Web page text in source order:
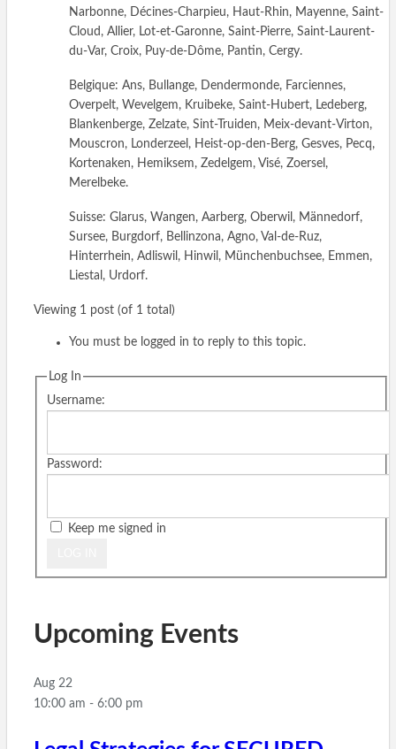
Narbonne, Décines-Charpieu, Haut-Rhin, Mayenne, Saint-
Cloud, Allier, Lot-et-Garonne, Saint-Pierre, Saint-Laurent-
du-Var, Croix, Puy-de-Dôme, Pantin, Cergy.
Belgique: Ans, Bullange, Dendermonde, Farciennes,
Overpelt, Wevelgem, Kruibeke, Saint-Hubert, Ledeberg,
Blankenberge, Zelzate, Sint-Truiden, Meix-devant-Virton,
Mouscron, Londerzeel, Heist-op-den-Berg, Gesves, Pecq,
Kortenaken, Hemiksem, Zedelgem, Visé, Zoersel,
Merelbeke.
Suisse: Glarus, Wangen, Aarberg, Oberwil, Männedorf,
Sursee, Burgdorf, Bellinzona, Agno, Val-de-Ruz,
Hinterrhein, Adliswil, Hinwil, Münchenbuchsee, Emmen,
Liestal, Urdorf.
Viewing 1 post (of 1 total)
You must be logged in to reply to this topic.
Log In
Username:
Password:
Keep me signed in
Upcoming Events
Aug 22
10:00 am - 6:00 pm